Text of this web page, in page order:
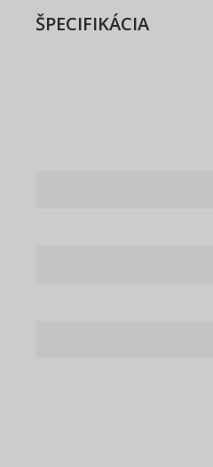
ŠPECIFIKÁCIA